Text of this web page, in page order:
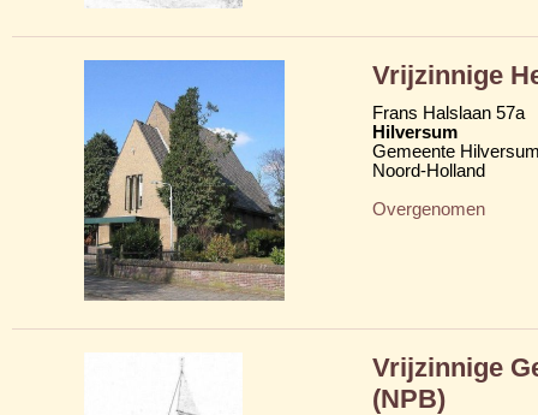
Vrijzinnige
Frans Halslaan 57a
Hilversum
Gemeente
Noord-Holland
Overgenomen
Vrijzinnige
(NPB)